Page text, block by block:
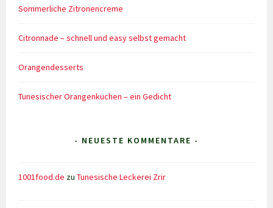
Sommerliche Zitronencreme
Citronnade – schnell und easy selbst gemacht
Orangendesserts
Tunesischer Orangenkuchen – ein Gedicht
- NEUESTE KOMMENTARE -
1001food.de zuTunesische Leckerei Zrir